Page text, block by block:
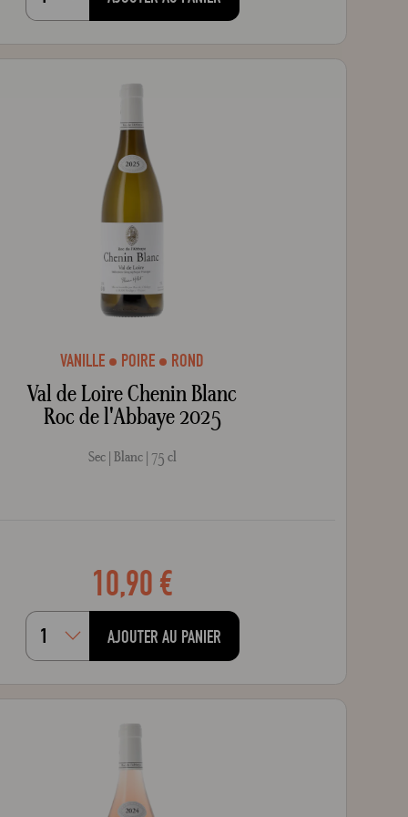
VANILLE POIRE ROND
Val de Loire Chenin Blanc
Roc de l'Abbaye 2025
Sec Blanc 75 cl
10,90 €
AJOUTER AU PANIER